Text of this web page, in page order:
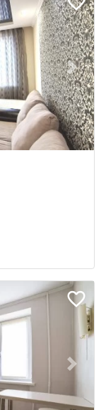
Next
favorite_border
Next